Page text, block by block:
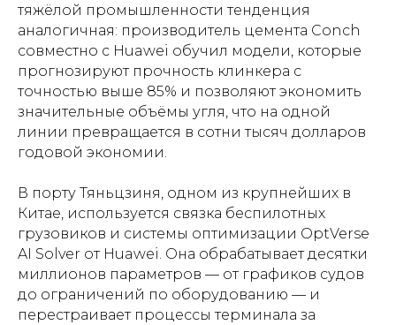
тяжёлой промышленности тенденция
аналогичная: производитель цемента Conch
совместно с Huawei обучил модели, которые
прогнозируют прочность клинкера с
точностью выше 85% и позволяют экономить
значительные объёмы угля, что на одной
линии превращается в сотни тысяч долларов
годовой экономии.
В порту Тяньцзиня, одном из крупнейших в
Китае, используется связка беспилотных
грузовиков и системы оптимизации OptVerse
AI Solver от Huawei. Она обрабатывает десятки
миллионов параметров — от графиков судов
до ограничений по оборудованию — и
перестраивает процессы терминала за